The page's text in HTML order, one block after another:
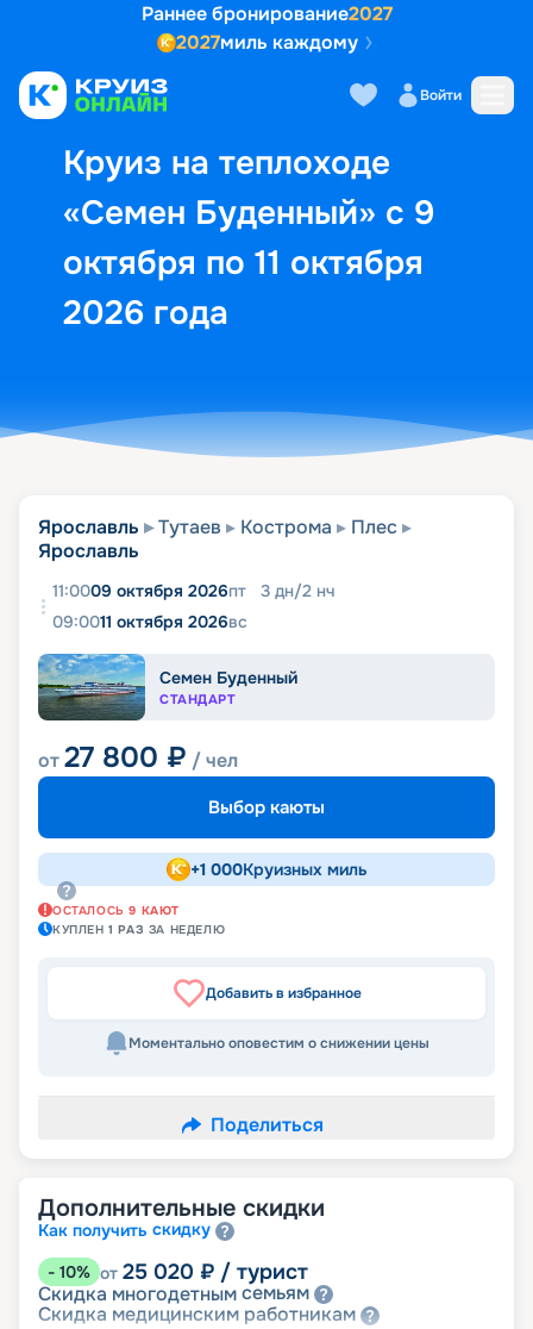
Раннее бронирование2027
2027миль каждому
Войти
Круиз на теплоходе
«Семен Буденный» с 9
октября по 11 октября
2026 года
Выбор кают Маршрут и
Ярославль Тутаев Кострома
Плес
Ярославль
11:0009 октября 2026пт 3 дн/2 нч
09:0011 октября 2026вс
Семен Буденный
СТАНДАРТ
от27 800 ₽ / чел
Выбор каюты
+1 000Круизных миль
ОСТАЛОСЬ 9 КАЮТ
КУПЛЕН1 РАЗ ЗА НЕДЕЛЮ
Добавить в избранное
Моментально оповестим о снижении цены
Поделиться
Дополнительные скидки
Как получить скидку
- 10% от 25 020 ₽ / турист
Скидка многодетнымсемьям
Скидка медицинским работникам